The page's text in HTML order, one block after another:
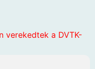
verekedtek a DVTK-